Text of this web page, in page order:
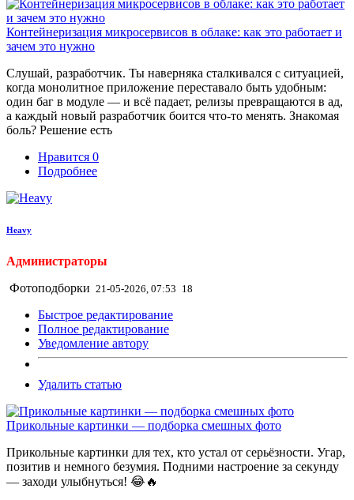
Контейнеризация микросервисов в облаке: как это работает и
зачем это нужно
Слушай, разработчик. Ты наверняка сталкивался с ситуацией,
когда монолитное приложение переставало быть удобным:
один баг в модуле — и всё падает, релизы превращаются в ад,
а каждый новый разработчик боится что-то менять. Знакомая
боль? Решение есть
Нравится 0
Подробнее
Heavy
Администраторы
Фотоподборки 21-05-2026, 07:53 18
Быстрое редактирование
Полное редактирование
Уведомление автору
Удалить статью
Прикольные картинки — подборка смешных фото
Прикольные картинки для тех, кто устал от серьёзности. Угар,
позитив и немного безумия. Подними настроение за секунду
— заходи улыбнуться! 😂🔥